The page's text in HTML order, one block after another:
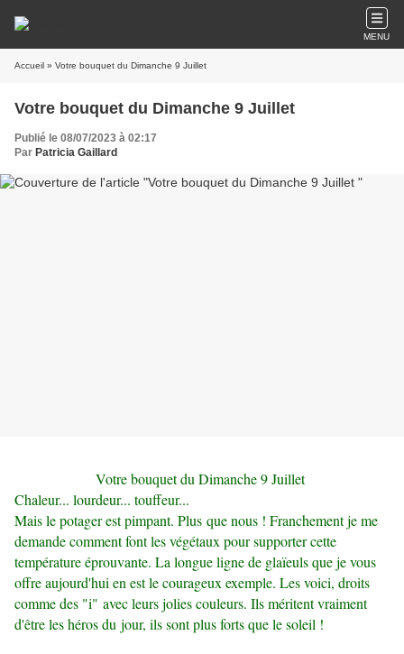
MENU
Accueil » Votre bouquet du Dimanche 9 Juillet
Votre bouquet du Dimanche 9 Juillet
Publié le 08/07/2023 à 02:17
Par Patricia Gaillard
Votre bouquet du Dimanche 9 Juillet
Chaleur... lourdeur... touffeur...
Mais le potager est pimpant. Plus que nous ! Franchement je me
demande comment font les végétaux pour supporter cette
température éprouvante. La longue ligne de glaïeuls que je vous
offre aujourd'hui en est le courageux exemple. Les voici, droits
comme des "i" avec leurs jolies couleurs. Ils méritent vraiment
d'être les héros du jour, ils sont plus forts que le soleil !